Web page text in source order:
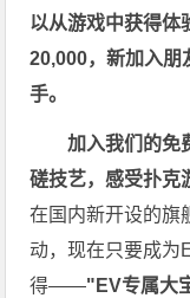
以从游戏中获得体
20,000，新加入朋
手。
加入我们的免
磋技艺，感受扑克
在国内新开设的旗
动，现在只要成为
得——"EV专属大